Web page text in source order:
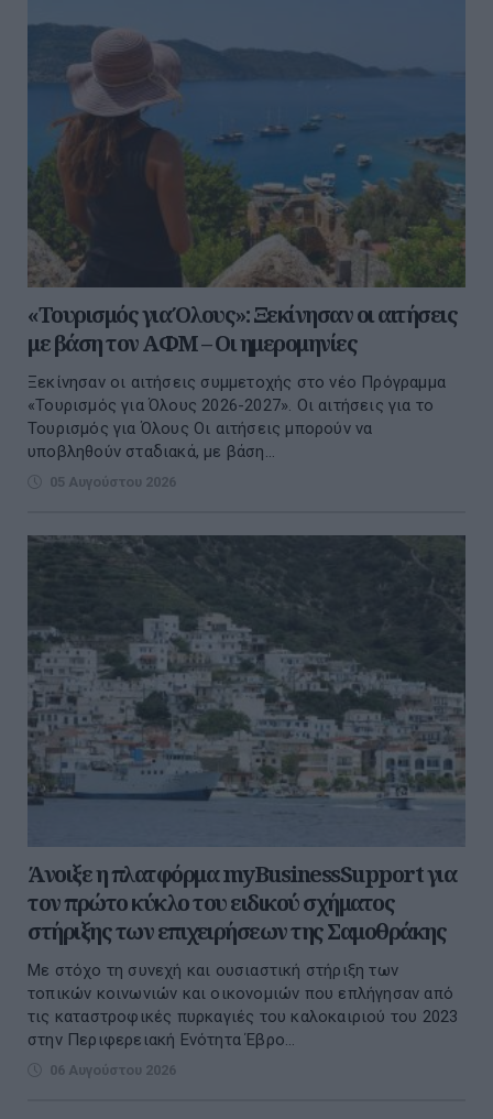
«Τουρισμός για Όλους»: Ξεκίνησαν οι αιτήσεις
με βάση τον ΑΦΜ – Οι ημερομηνίες
Ξεκίνησαν οι αιτήσεις συμμετοχής στο νέο Πρόγραμμα
«Τουρισμός για Όλους 2026-2027». Οι αιτήσεις για το
Τουρισμός για Όλους Οι αιτήσεις μπορούν να
υποβληθούν σταδιακά, με βάση...
05 Αυγούστου 2026
Άνοιξε η πλατφόρμα myBusinessSupport για
τον πρώτο κύκλο του ειδικού σχήματος
στήριξης των επιχειρήσεων της Σαμοθράκης
Με στόχο τη συνεχή και ουσιαστική στήριξη των
τοπικών κοινωνιών και οικονομιών που επλήγησαν από
τις καταστροφικές πυρκαγιές του καλοκαιριού του 2023
στην Περιφερειακή Ενότητα Έβρο...
06 Αυγούστου 2026